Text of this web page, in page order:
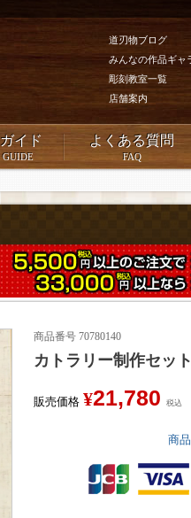
道刃物ブログ
みんなの作品ギャ
彫刻教室一覧
店舗案内
イド
GUIDE
よくある質問
FAQ
商品番号 70780140
カトラリー制作セッ
販売価格 ¥21,780 税込
商